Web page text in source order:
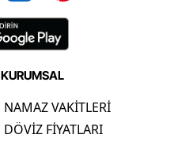
KURUMSAL
NAMAZ VAKİTLERİ
DÖVİZ FİYATLARI